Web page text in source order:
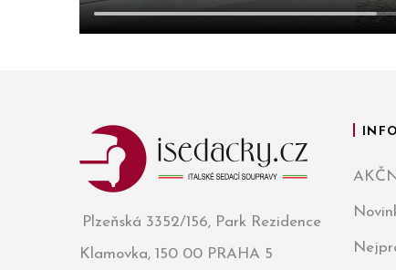
Plzeňská 3352/156, Park Rezidence
Klamovka, 150 00 PRAHA 5